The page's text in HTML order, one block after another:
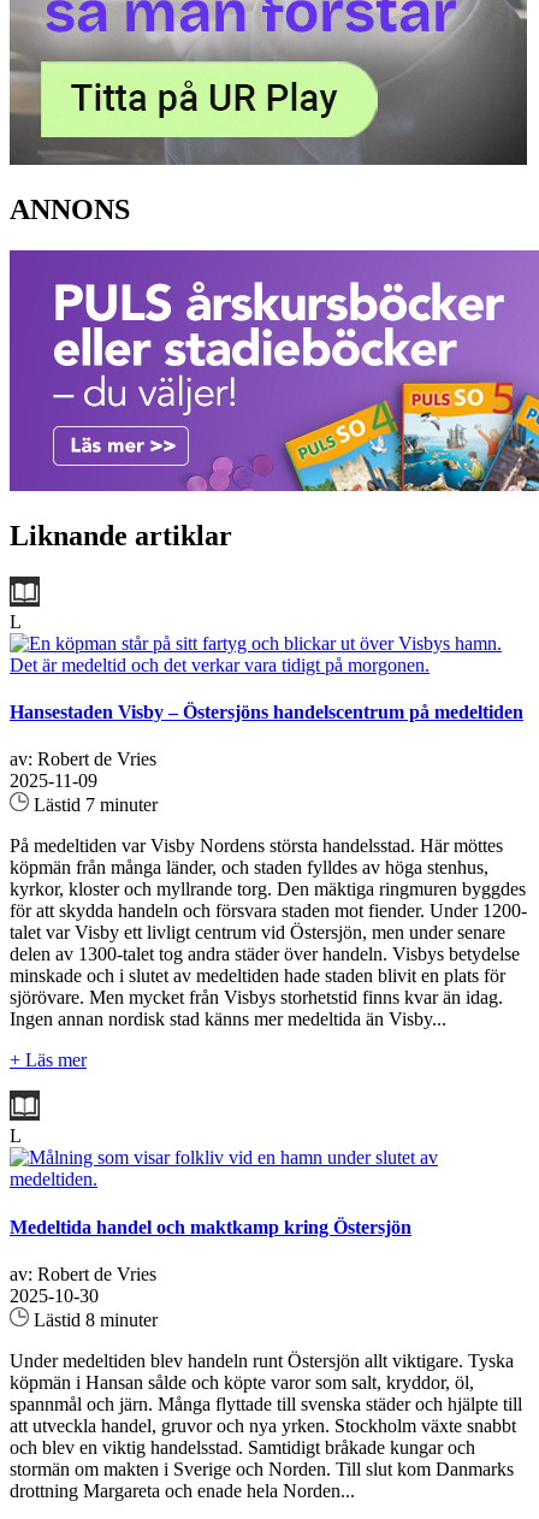
ANNONS
Liknande artiklar
L
Hansestaden Visby – Östersjöns handelscentrum på medeltiden
av: Robert de Vries
2025-11-09
Lästid 7 minuter
På medeltiden var Visby Nordens största handelsstad. Här möttes
köpmän från många länder, och staden fylldes av höga stenhus,
kyrkor, kloster och myllrande torg. Den mäktiga ringmuren byggdes
för att skydda handeln och försvara staden mot fiender. Under 1200-
talet var Visby ett livligt centrum vid Östersjön, men under senare
delen av 1300-talet tog andra städer över handeln. Visbys betydelse
minskade och i slutet av medeltiden hade staden blivit en plats för
sjörövare. Men mycket från Visbys storhetstid finns kvar än idag.
Ingen annan nordisk stad känns mer medeltida än Visby...
+ Läs mer
L
Medeltida handel och maktkamp kring Östersjön
av: Robert de Vries
2025-10-30
Lästid 8 minuter
Under medeltiden blev handeln runt Östersjön allt viktigare. Tyska
köpmän i Hansan sålde och köpte varor som salt, kryddor, öl,
spannmål och järn. Många flyttade till svenska städer och hjälpte till
att utveckla handel, gruvor och nya yrken. Stockholm växte snabbt
och blev en viktig handelsstad. Samtidigt bråkade kungar och
stormän om makten i Sverige och Norden. Till slut kom Danmarks
drottning Margareta och enade hela Norden...